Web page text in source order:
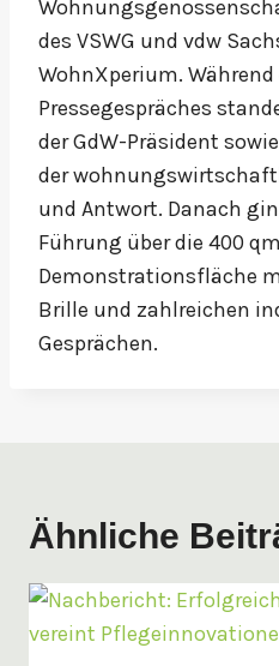
des VSWG und vdw
WohnXperium. Während
Pressegespräches
der GdW-Präsident
der
und Antwort. Danach
Führung über die 400
Demonstrationsfläche
Brille und zahlreichen
Gesprächen.
Ähnliche